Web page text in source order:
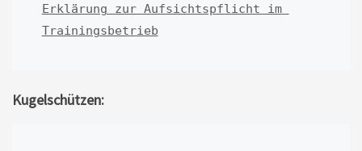
Erklärung zur Aufsichtspflicht im
Trainingsbetrieb
Kugelschützen: